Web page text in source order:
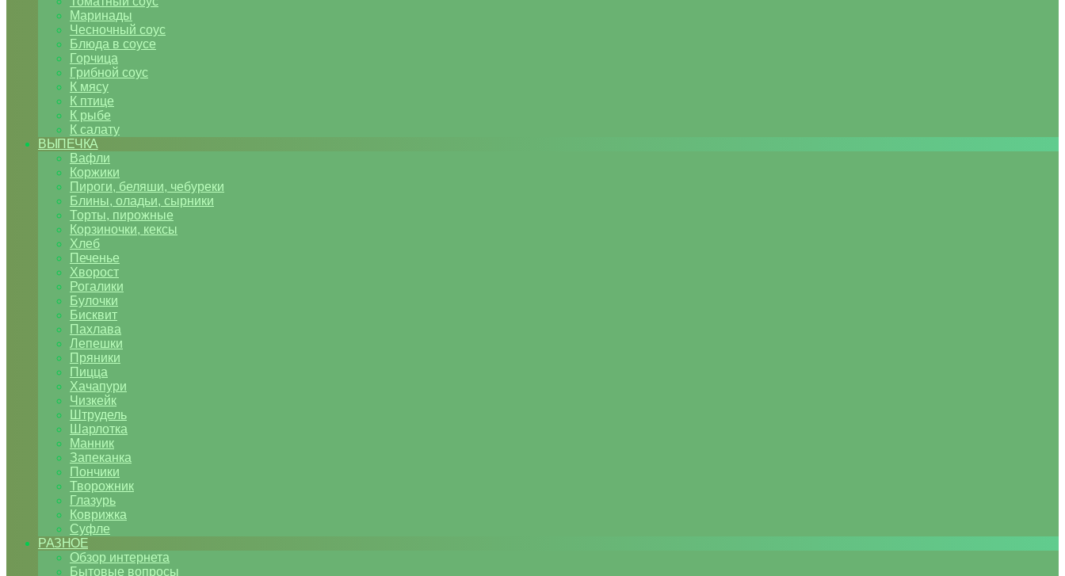
Маринады
Чесночный соус
Блюда в соусе
Горчица
Грибной соус
К мясу
К птице
К рыбе
К салату
ВЫПЕЧКА
Вафли
Коржики
Пироги, беляши, чебуреки
Блины, оладьи, сырники
Торты, пирожные
Корзиночки, кексы
Хлеб
Печенье
Хворост
Рогалики
Булочки
Бисквит
Пахлава
Лепешки
Пряники
Пицца
Хачапури
Чизкейк
Штрудель
Шарлотка
Манник
Запеканка
Пончики
Творожник
Глазурь
Коврижка
Суфле
РАЗНОЕ
Обзор интернета
Бытовые вопросы